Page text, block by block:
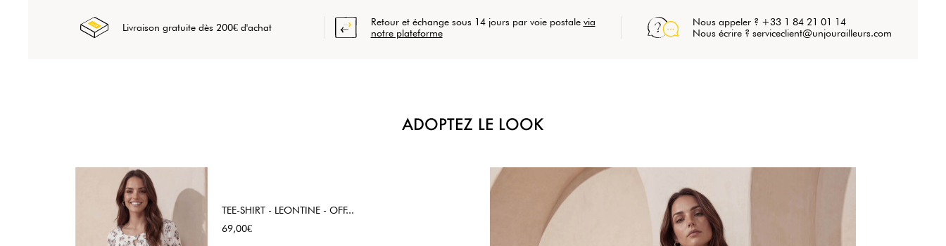
Livraison gratuite dès 200€ d'achat Retour et échange sous 14 jours par voie postale via
notre plateforme
Nous appeler ? +33 1 84 21 01 14
Nous écrire ? serviceclient@unjourailleurs.com
ADOPTEZ LE LOOK
TEE-SHIRT - LEONTINE - OFF...
Prix
69,00€